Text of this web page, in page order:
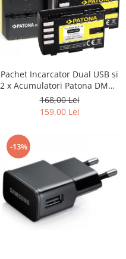
Pachet Incarcator Dual USB si
2 x Acumulatori Patona DMW-
BLF19E pentru Panasonic
Lumix DC-GH5 DMC-GH4
168,00 Lei
159,00 Lei
-13%